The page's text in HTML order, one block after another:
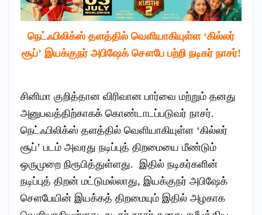
நெட்ஃபிலிக்ஸ் தளத்தில் வெளியாகியுள்ள ‘கில்லர்
சூப்’ இயக்குநர் அபிஷேக் சௌபே பற்றி நடிகர் நாசர்!
சினிமா குறித்தான விரிவான பார்வை மற்றும் தனது
அனுபவத்திற்காகக் கொண்டாடப்படுவர் நாசர்.
நெட்ஃபிலிக்ஸ் தளத்தில் வெளியாகியுள்ள ‘கில்லர்
சூப்’ படம் அவரது நடிப்புத் திறமையை மீண்டும்
ஒருமுறை நிரூபித்துள்ளது. இதில் நடிகர்களின்
நடிப்புத் திறன் மட்டுமல்லாது, இயக்குநர் அபிஷேக்
செளபேயின் இயக்கத் திறமையும் இதில் அழகாக